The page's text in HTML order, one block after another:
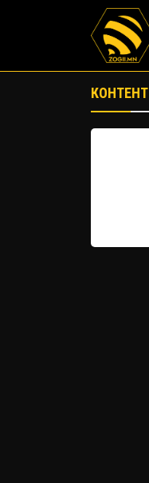
КОНТЕНТ